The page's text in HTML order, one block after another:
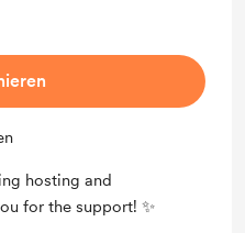
hosting and
for the support! ✨